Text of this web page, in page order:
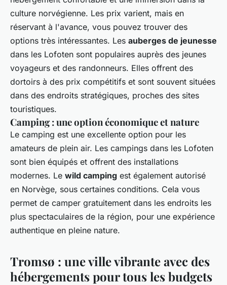
culture norvégienne. Les prix varient, mais en
réservant à l'avance, vous pouvez trouver des
options très intéressantes. Les auberges de jeunesse
dans les Lofoten sont populaires auprès des jeunes
voyageurs et des randonneurs. Elles offrent des
dortoirs à des prix compétitifs et sont souvent situées
dans des endroits stratégiques, proches des sites
touristiques.
Camping : une option économique et nature
Le camping est une excellente option pour les
amateurs de plein air. Les campings dans les Lofoten
sont bien équipés et offrent des installations
modernes. Le wild camping est également autorisé
en Norvège, sous certaines conditions. Cela vous
permet de camper gratuitement dans les endroits les
plus spectaculaires de la région, pour une expérience
authentique en pleine nature.
Tromsø : une ville vibrante avec des
hébergements pour tous les budgets